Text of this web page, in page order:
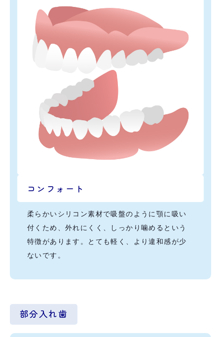
コンフォート
柔らかいシリコン素材で吸盤のように顎に吸い
付くため、外れにくく、しっかり噛めるという
特徴があります。とても軽く、より違和感が少
ないです。
部分入れ歯